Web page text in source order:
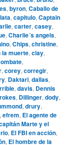
,byron,Caballo de
,capitulo,Captain
,carter,casey,
,Charlie´s angels,
,Chips,christine,
la muerte,clay,
,
,corey,corregir,
, Daktari,dallas,
,davis, Dennis
, Dillinger,dody,
,drury,
,efrem, El agente de
Marte y el
, El FBI en acción,
, El hombre de la